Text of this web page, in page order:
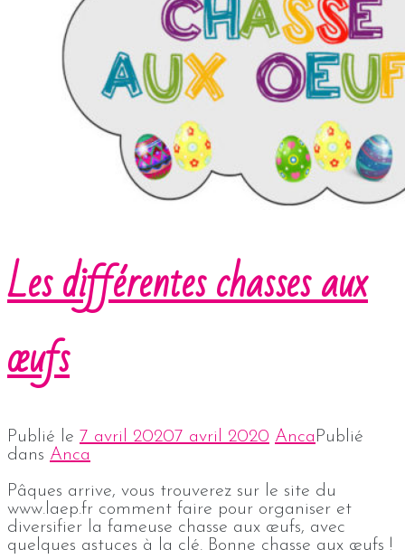
Les différentes chasses aux
œufs
Publié le 7 avril 20207 avril 2020 Anca Publié
dans Anca
Pâques arrive, vous trouverez sur le site du
www.laep.fr comment faire pour organiser et
diversifier la fameuse chasse aux œufs, avec
quelques astuces à la clé. Bonne chasse aux œufs !